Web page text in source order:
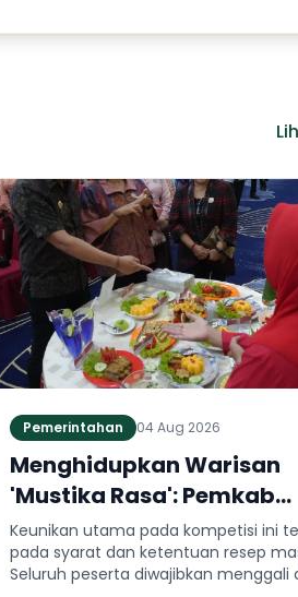
Pemerintahan 04 Aug 2026
Menghidupkan Warisan
'Mustika Rasa': Pemkab
Jembrana Gali
Bung Karno Lewat Lomba
Menu Kuliner
Keunikan utama pada kompetisi ini
pada syarat dan ketentuan resep
Seluruh peserta diwajibkan menggali